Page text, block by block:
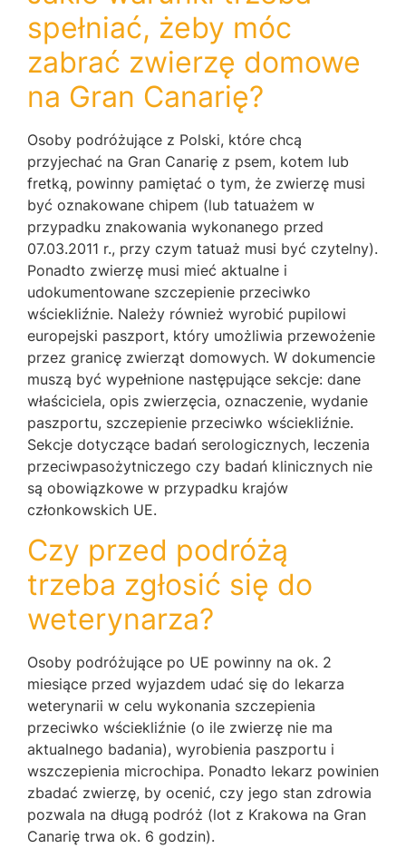
spełniać, żeby móc
zabrać zwierzę domowe
na Gran Canarię?
Osoby podróżujące z Polski, które chcą
przyjechać na Gran Canarię z psem, kotem lub
fretką, powinny pamiętać o tym, że zwierzę musi
być oznakowane chipem (lub tatuażem w
przypadku znakowania wykonanego przed
07.03.2011 r., przy czym tatuaż musi być czytelny).
Ponadto zwierzę musi mieć aktualne i
udokumentowane szczepienie przeciwko
wściekliźnie. Należy również wyrobić pupilowi
europejski paszport, który umożliwia przewożenie
przez granicę zwierząt domowych. W dokumencie
muszą być wypełnione następujące sekcje: dane
właściciela, opis zwierzęcia, oznaczenie, wydanie
paszportu, szczepienie przeciwko wściekliźnie.
Sekcje dotyczące badań serologicznych, leczenia
przeciwpasożytniczego czy badań klinicznych nie
są obowiązkowe w przypadku krajów
członkowskich UE.
Czy przed podróżą
trzeba zgłosić się do
weterynarza?
Osoby podróżujące po UE powinny na ok. 2
miesiące przed wyjazdem udać się do lekarza
weterynarii w celu wykonania szczepienia
przeciwko wściekliźnie (o ile zwierzę nie ma
aktualnego badania), wyrobienia paszportu i
wszczepienia microchipa. Ponadto lekarz powinien
zbadać zwierzę, by ocenić, czy jego stan zdrowia
pozwala na długą podróż (lot z Krakowa na Gran
Canarię trwa ok. 6 godzin).